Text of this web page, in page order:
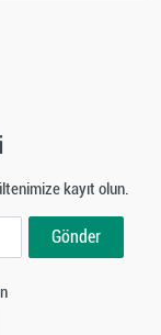
kayıt olun.
Gönder